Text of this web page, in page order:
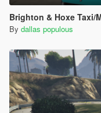
Brighton & Hoxe Taxi/
By dallas populous